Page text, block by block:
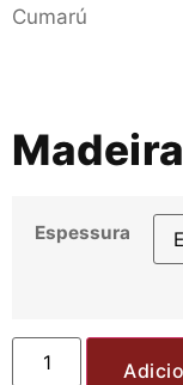
Cumarú
Espessura